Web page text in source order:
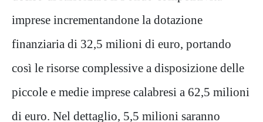
imprese incrementandone la dotazione
finanziaria di 32,5 milioni di euro, portando
così le risorse complessive a disposizione delle
piccole e medie imprese calabresi a 62,5 milioni
di euro. Nel dettaglio, 5,5 milioni saranno